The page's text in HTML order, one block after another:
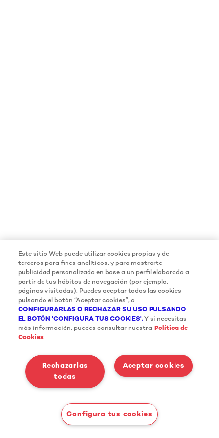
Este sitio Web puede utilizar cookies propias y de
terceros para fines analíticos, y para mostrarte
publicidad personalizada en base a un perfil elaborado a
partir de tus hábitos de navegación (por ejemplo,
páginas visitadas). Puedes aceptar todas las cookies
pulsando el botón “Aceptar cookies”, o
CONFIGURARLAS O RECHAZAR SU USO PULSANDO
EL BOTÓN 'CONFIGURA TUS COOKIES'. Y si necesitas
más información, puedes consultar nuestra Política de
Cookies
Aceptar cookies
Rechazarlas
todas
Configura tus cookies